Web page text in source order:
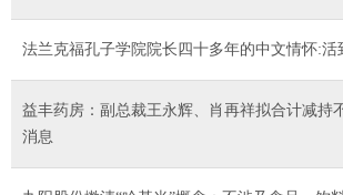
法兰克福孔子学院院长四十多年的中文情怀:活
益丰药房：副总裁王永辉、肖再祥拟合计减持
消息